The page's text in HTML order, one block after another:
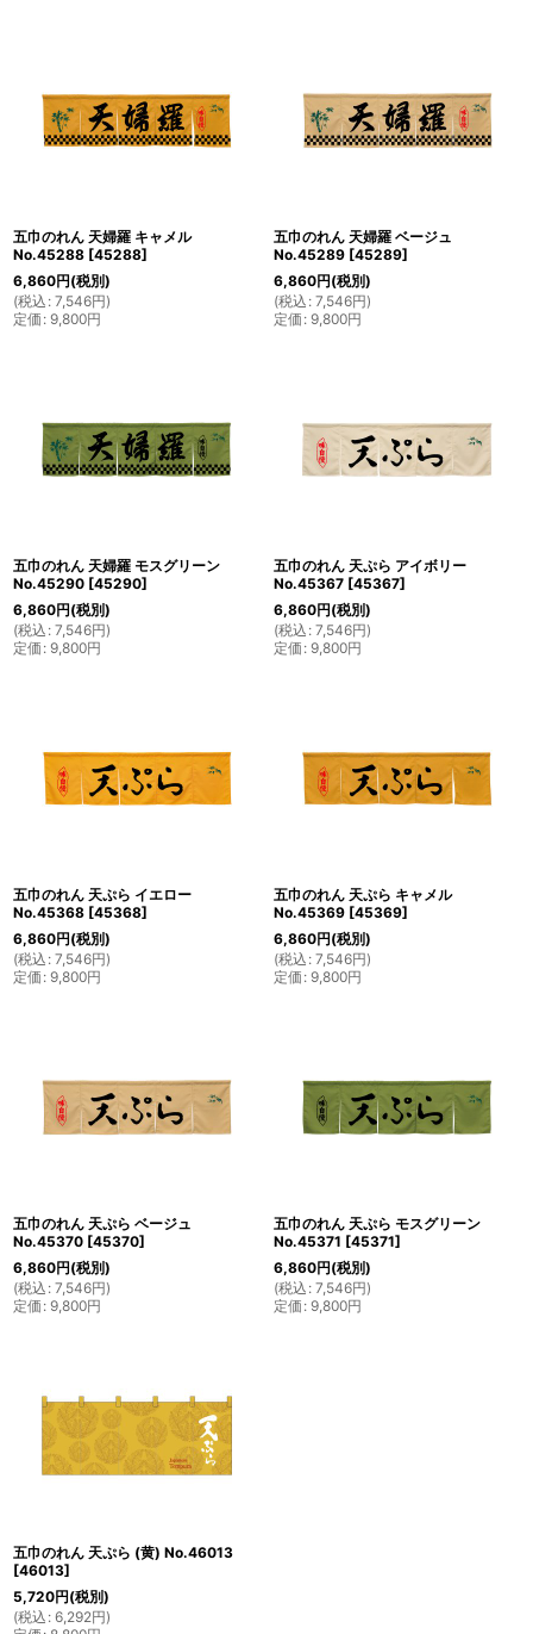
五巾のれん 天婦羅 キャメル
No.45288 [45288]
6,860円(税別)
(税込 : 7,546円)
定価 : 9,800円
五巾のれん 天婦羅 ベージュ
No.45289 [45289]
6,860円(税別)
(税込 : 7,546円)
定価 : 9,800円
五巾のれん 天婦羅 モスグリーン
No.45290 [45290]
6,860円(税別)
(税込 : 7,546円)
定価 : 9,800円
五巾のれん 天ぷら アイボリー
No.45367 [45367]
6,860円(税別)
(税込 : 7,546円)
定価 : 9,800円
五巾のれん 天ぷら イエロー
No.45368 [45368]
6,860円(税別)
(税込 : 7,546円)
定価 : 9,800円
五巾のれん 天ぷら キャメル
No.45369 [45369]
6,860円(税別)
(税込 : 7,546円)
定価 : 9,800円
五巾のれん 天ぷら ベージュ
No.45370 [45370]
6,860円(税別)
(税込 : 7,546円)
定価 : 9,800円
五巾のれん 天ぷら モスグリーン
No.45371 [45371]
6,860円(税別)
(税込 : 7,546円)
定価 : 9,800円
五巾のれん 天ぷら (黄) No.46013
[46013]
5,720円(税別)
(税込 : 6,292円)